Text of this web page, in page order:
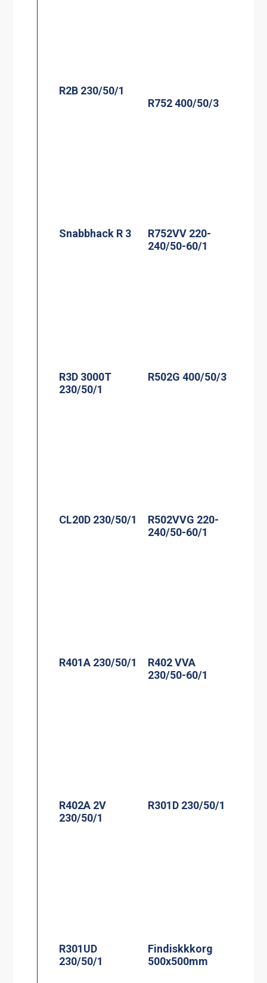
R2B 230/50/1
R752 400/50/3
Snabbhack R 3
R752VV 220-
240/50-60/1
R3D 3000T
230/50/1
R502G 400/50/3
CL20D 230/50/1
R502VVG 220-
240/50-60/1
R401A 230/50/1
R402 VVA
230/50-60/1
R402A 2V
230/50/1
R301D 230/50/1
R301UD
230/50/1
Findiskkkorg
500x500mm